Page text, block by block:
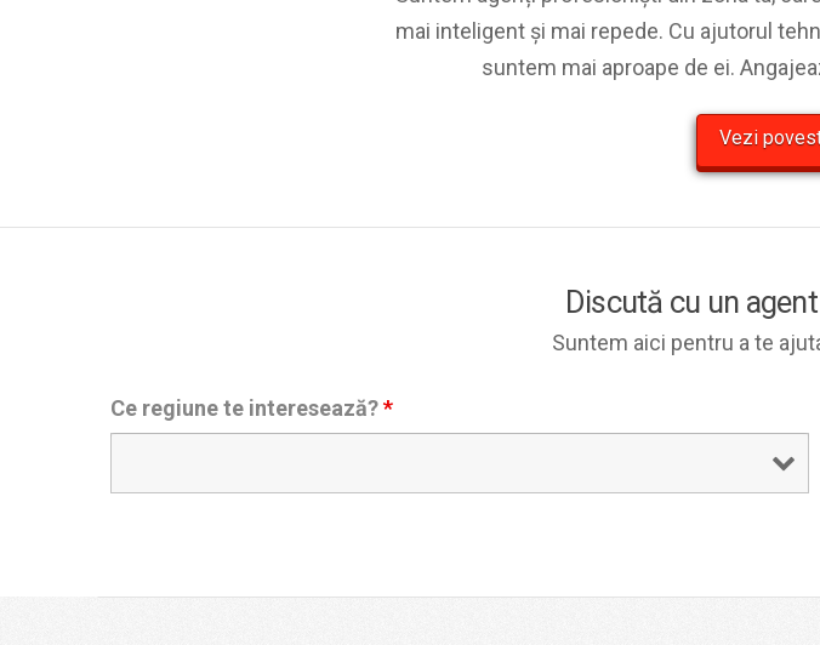
mai inteligent și mai repede. Cu ajutorul
suntem mai aproape de ei.
Vezi
Discută cu un
Suntem aici pentru a te
Ce regiune te interesează?*